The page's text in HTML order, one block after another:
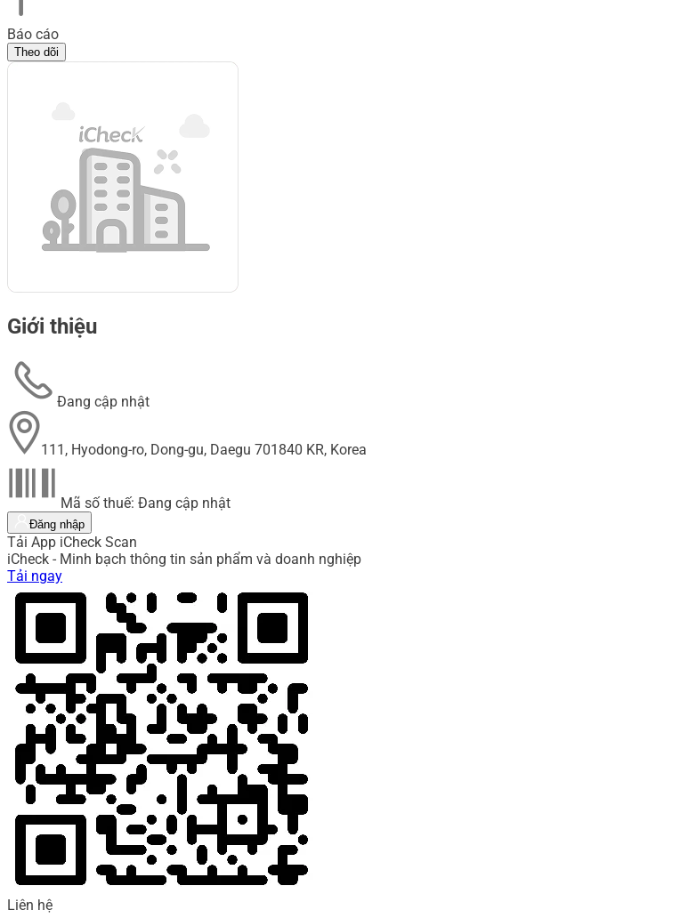
Báo cáo
Theo dõi
Giới thiệu
Đang cập nhật
111, Hyodong-ro, Dong-gu, Daegu 701840 KR, Korea
Mã số thuế: Đang cập nhật
Đăng nhập
Tải App iCheck Scan
iCheck - Minh bạch thông tin sản phẩm và doanh nghiệp
Tải ngay
Liên hệ